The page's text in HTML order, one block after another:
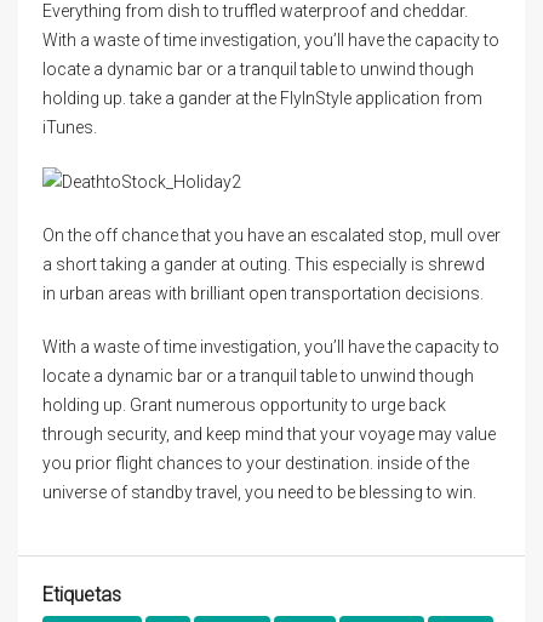
Everything from dish to truffled waterproof and cheddar.
With a waste of time investigation, you’ll have the capacity to
locate a dynamic bar or a tranquil table to unwind though
holding up. take a gander at the FlyInStyle application from
iTunes.
On the off chance that you have an escalated stop, mull over
a short taking a gander at outing. This especially is shrewd
in urban areas with brilliant open transportation decisions.
With a waste of time investigation, you’ll have the capacity to
locate a dynamic bar or a tranquil table to unwind though
holding up. Grant numerous opportunity to urge back
through security, and keep mind that your voyage may value
you prior flight chances to your destination. inside of the
universe of standby travel, you need to be blessing to win.
Etiquetas